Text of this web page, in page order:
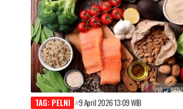
TAG: PELNI 9 April 2026 13:09 WIB